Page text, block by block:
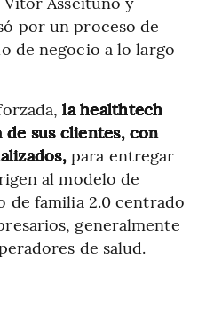
por un proceso de
de negocio a lo largo
la healthtech
de sus clientes, con
para entregar
al modelo de
de familia 2.0 centrado
generalmente
de salud.